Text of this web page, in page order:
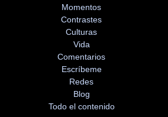
Momentos
Contrastes
Culturas
Vida
Comentarios
Escríbeme
Redes
Blog
Todo el contenido